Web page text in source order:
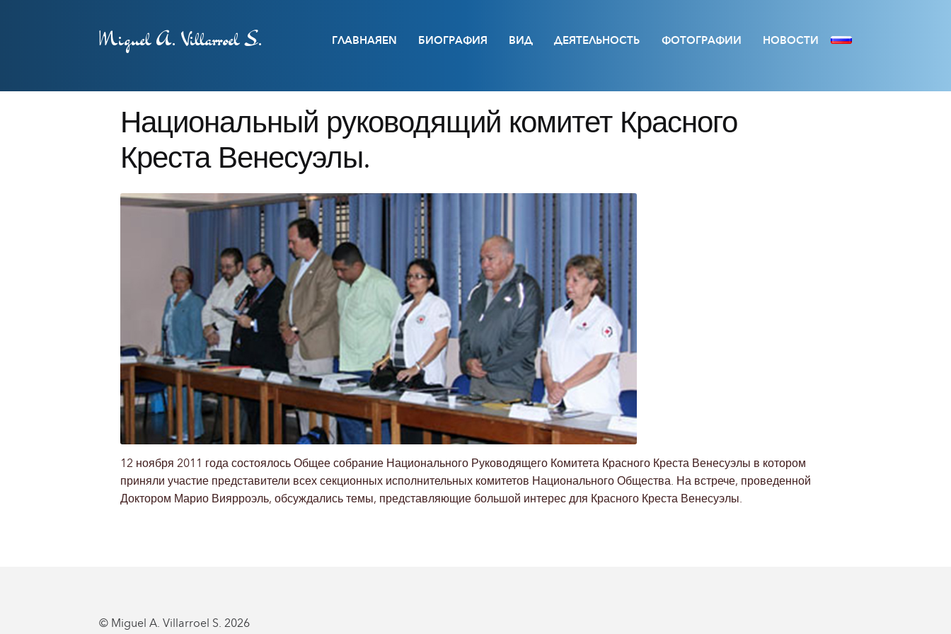
Miguel A. Villarroel S. ГЛАВНАЯEN БИОГРАФИЯ ВИД ДЕЯТЕЛЬНОСТЬ ФОТОГРАФИИ НОВОСТИ
Национальный руководящий комитет Красного
Креста Венесуэлы.
12 ноября 2011 года состоялось Общее собрание Национального Руководящего Комитета Красного Креста Венесуэлы в котором
приняли участие представители всех секционных исполнительных комитетов Национального Общества. На встрече, проведенной
Доктором Марио Виярроэль, обсуждались темы, представляющие большой интерес для Красного Креста Венесуэлы.
© Miguel A. Villarroel S. 2026